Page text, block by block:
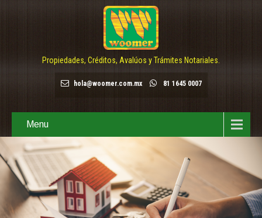
Propiedades, Créditos, Avalúos y Trámites Notariales.
hola@woomer.com.mx 81 1645 0007
Menu